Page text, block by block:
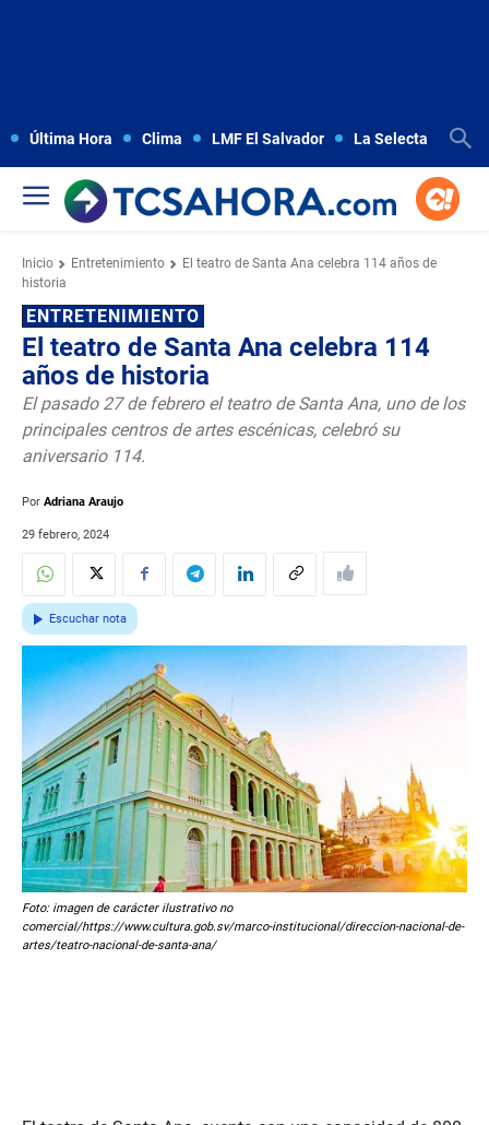
Última Hora Clima LMF El Salvador La Selecta
Inicio Entretenimiento
El teatro de Santa Ana celebra 114 años de
historia
ENTRETENIMIENTO
El teatro de Santa Ana celebra 114
años de historia
El pasado 27 de febrero el teatro de Santa Ana, uno de los
principales centros de artes escénicas, celebró su
aniversario 114.
Por Adriana Araujo
29 febrero, 2024
Escuchar nota
Foto: imagen de carácter ilustrativo no
comercial/https://www.cultura.gob.sv/marco-institucional/direccion-nacional-de-
artes/teatro-nacional-de-santa-ana/